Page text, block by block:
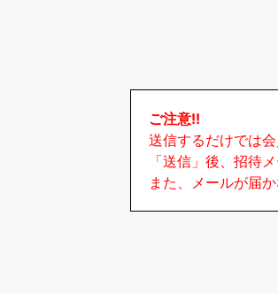
ご注意!!
送信するだけでは
「送信」後、招待
また、メールが届